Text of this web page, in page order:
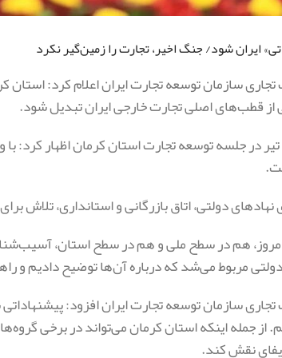
ایران شود/ جنگ اخیر، تجارت را زمین‌گیر نکرد
سازمان توسعه تجارت ایران اعلام کرد: استان
از قطب‌های اصلی تجارت خارجی ایران تبدیل شود.
محمدصادق قنادزاده، ۲۸ تیر در جلسه توسعه تجارت استان کرمان
دولتی، اتاق بازرگانی و استانداری، تلاش
هم در سطح ملی و هم در سطح استان،
مربوط می‌شد که درباره آن‌ها توضیح دادیم و
سازمان توسعه تجارت ایران افزود:
جمله اینکه استان کرمان می‌تواند در برخی
نقش کند.